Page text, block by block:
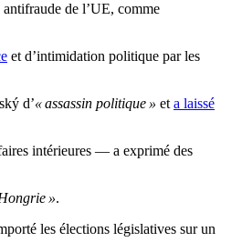
de l’UE, comme
et d’intimidation politique par les
d’« assassin politique » et a laissé
intérieures — a exprimé des
».
les élections législatives sur un